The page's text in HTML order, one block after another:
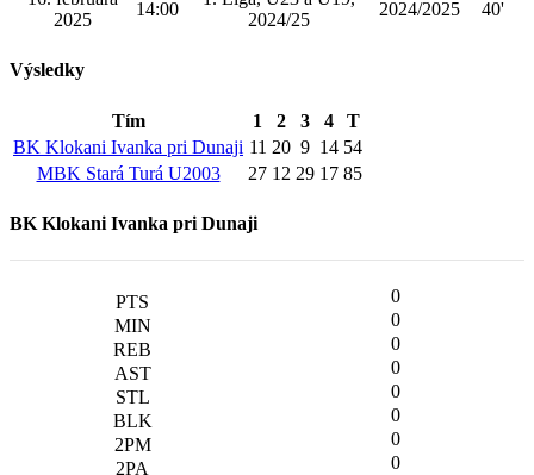
2025
14:00
2024/25
2024/2025 40'
Výsledky
Tím 1 2 3 4
T
BK Klokani Ivanka pri Dunaji 11 20 9 14 54
MBK Stará Turá U2003
27 12 29 17 85
BK Klokani Ivanka pri Dunaji
0
0
0
0
0
0
0
0